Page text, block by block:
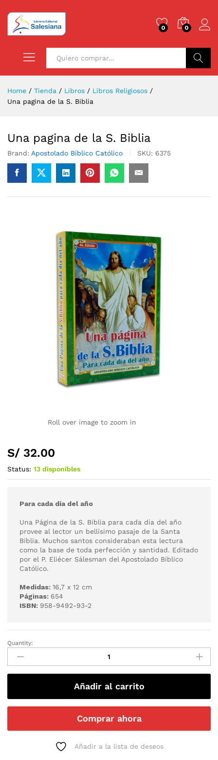
0 0
Home / Tienda / Libros / Libros Religiosos /
Una pagina de la S. Biblia
Una pagina de la S. Biblia
Brand: Apostolado Bíblico Católico SKU: 6375
Roll over image to zoom in
S/ 32.00
Status: 13 disponibles
Para cada día del año
Una Página de la S. Biblia para cada día del año
provee al lector un bellísimo pasaje de la Santa
Biblia. Muchos santos consideraban esta lectura
como la base de toda perfección y santidad. Editado
por el P. Eliécer Sálesman del Apostolado Bíblico
Católico.
Medidas: 16,7 x 12 cm
Páginas: 654
ISBN: 958-9492-93-2
Quantity:
Añadir al carrito
Comprar ahora
Añadir a la lista de deseos